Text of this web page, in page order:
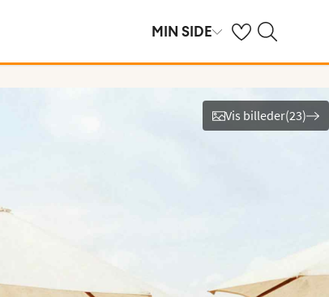
MIN SIDE Se dine gemte
Søg på spies.dk
Vis billeder(23)